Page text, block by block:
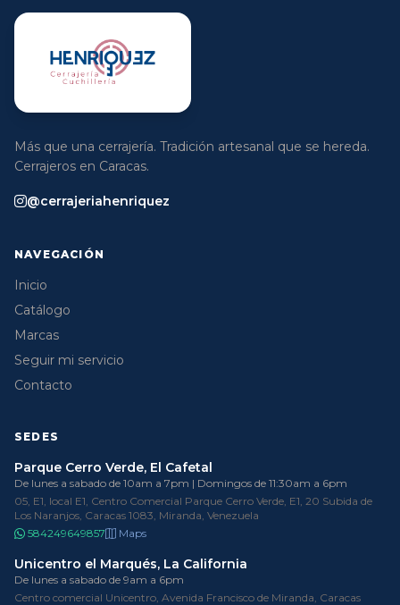
Más que una cerrajería. Tradición artesanal que se hereda.
Cerrajeros en Caracas.
@cerrajeriahenriquez
NAVEGACIÓN
Inicio
Catálogo
Marcas
Seguir mi servicio
Contacto
SEDES
Parque Cerro Verde, El Cafetal
De lunes a sabado de 10am a 7pm | Domingos de 11:30am a 6pm
05, E1, local E1, Centro Comercial Parque Cerro Verde, E1, 20 Subida de
Los Naranjos, Caracas 1083, Miranda, Venezuela
584249649857
Maps
Unicentro el Marqués, La California
De lunes a sabado de 9am a 6pm
Centro comercial Unicentro, Avenida Francisco de Miranda, Caracas